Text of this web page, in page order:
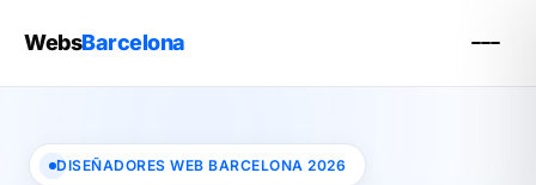
WebsBarcelona
DISEÑADORES WEB BARCELONA 2026